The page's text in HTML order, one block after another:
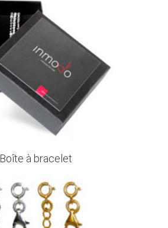
Boîte à bracelet